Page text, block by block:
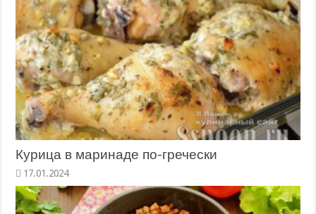
Курица в маринаде по-гречески